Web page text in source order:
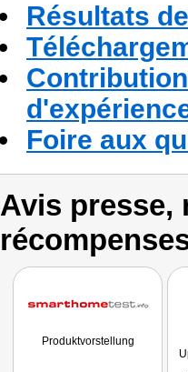
Résultats
Foire aux
Avis presse,
Produktvorstellung